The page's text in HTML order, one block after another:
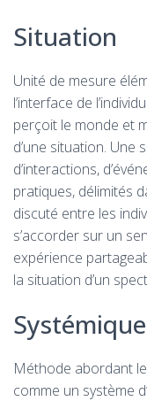
Situation
Unité de mesure
l’interface de
perçoit le monde et
d’une situation. Une
d’interactions,
pratiques, délimités
discuté entre les
s’accorder sur un
expérience
la situation d’un
Systémique
Méthode abordant
comme un système